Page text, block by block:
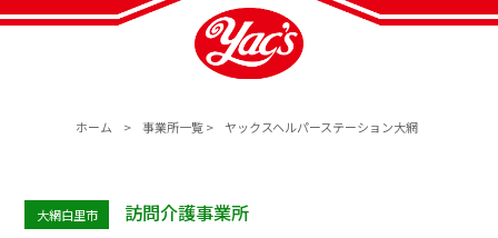
ホーム > 事業所一覧> ヤックスヘルパーステーション大網
大網白里市 訪問介護事業所